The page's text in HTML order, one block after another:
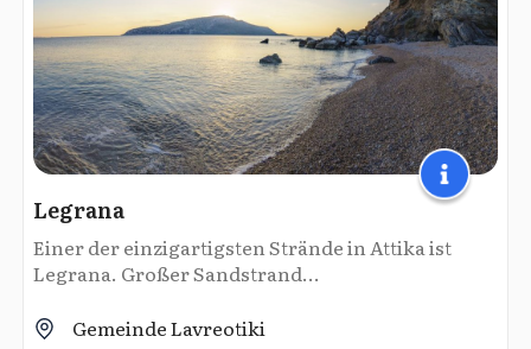
Legrana
Einer der einzigartigsten Strände in Attika ist
Legrana. Großer Sandstrand...
Gemeinde Lavreotiki